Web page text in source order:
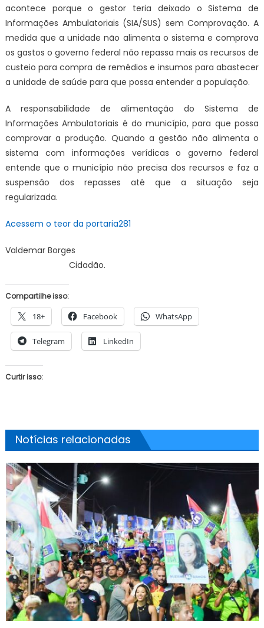
acontece porque o gestor teria deixado o Sistema de
Informações Ambulatoriais (SIA/SUS) sem Comprovação. A
medida que a unidade não alimenta o sistema e comprova
os gastos o governo federal não repassa mais os recursos de
custeio para compra de remédios e insumos para abastecer
a unidade de saúde para que possa entender a população.
A responsabilidade de alimentação do Sistema de
Informações Ambulatoriais é do município, para que possa
comprovar a produção. Quando a gestão não alimenta o
sistema com informações verídicas o governo federal
entende que o município não precisa dos recursos e faz a
suspensão dos repasses até que a situação seja
regularizada.
Acessem o teor da portaria281
Valdemar Borges
Cidadão.
Compartilhe isso:
18+ Facebook WhatsApp
Telegram LinkedIn
Curtir isso:
Notícias relacionadas